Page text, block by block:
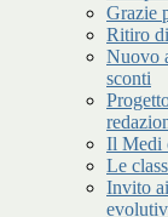
Grazie
Ritiro
Nuovo
sconti
Il Medi
Le
Invito